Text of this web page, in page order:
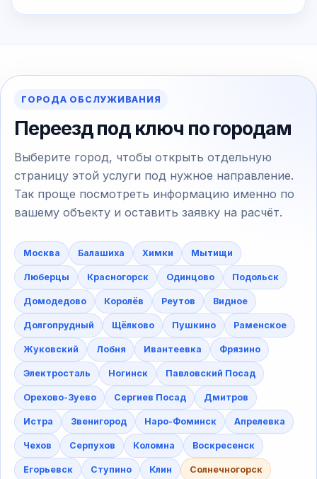
ГОРОДА ОБСЛУЖИВАНИЯ
Переезд под ключ по городам
Выберите город, чтобы открыть отдельную
страницу этой услуги под нужное направление.
Так проще посмотреть информацию именно по
вашему объекту и оставить заявку на расчёт.
Москва Балашиха Химки Мытищи
Люберцы Красногорск Одинцово Подольск
Домодедово Королёв Реутов Видное
Долгопрудный Щёлково Пушкино Раменское
Жуковский Лобня Ивантеевка Фрязино
Электросталь Ногинск Павловский Посад
Орехово-Зуево Сергиев Посад Дмитров
Истра Звенигород Наро-Фоминск Апрелевка
Чехов Серпухов Коломна Воскресенск
Егорьевск Ступино Клин Солнечногорск